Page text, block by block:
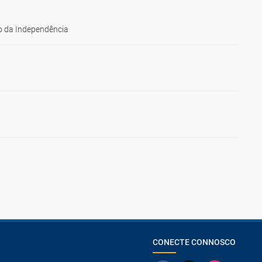
da Independência
CONECTE CONNOSCO